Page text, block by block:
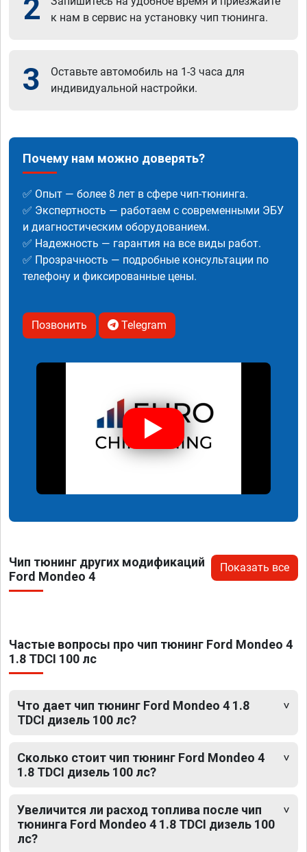
2
к нам в сервис на установку чип тюнинга.
3
Оставьте автомобиль на 1-3 часа для
индивидуальной настройки.
Почему нам можно доверять?
✅ Опыт — более 8 лет в сфере чип-тюнинга.
✅ Экспертность — работаем с современными ЭБУ
и диагностическим оборудованием.
✅ Надежность — гарантия на все виды работ.
✅ Прозрачность — подробные консультации по
телефону и фиксированные цены.
Позвонить Telegram
Чип тюнинг других модификаций
Ford Mondeo 4
Показать все
Частые вопросы про чип тюнинг Ford Mondeo 4
1.8 TDCI 100 лс
Что дает чип тюнинг Ford Mondeo 4 1.8
TDCI дизель 100 лс?
Сколько стоит чип тюнинг Ford Mondeo 4
1.8 TDCI дизель 100 лс?
Увеличится ли расход топлива после чип
тюнинга Ford Mondeo 4 1.8 TDCI дизель 100
лс?